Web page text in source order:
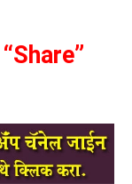
“Share”